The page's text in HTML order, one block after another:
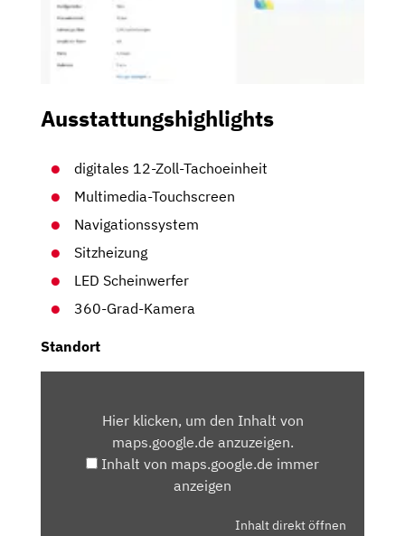
Ausstattungshighlights
digitales 12-Zoll-Tachoeinheit
Multimedia-Touchscreen
Navigationssystem
Sitzheizung
LED Scheinwerfer
360-Grad-Kamera
Standort
MAPS.GOOGLE.DEHier klicken, um den Inhalt von
maps.google.de anzuzeigen.
Inhalt von maps.google.de immer
anzeigen
Inhalt direkt öffnen